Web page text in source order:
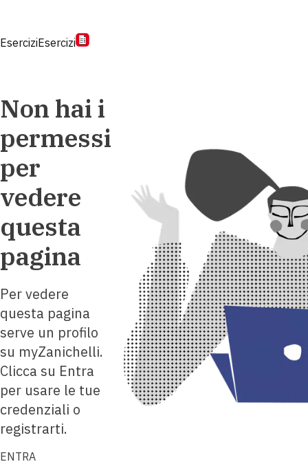
EserciziEsercizi
Non hai i
permessi
per
vedere
questa
pagina
Per vedere
questa pagina
serve un profilo
su myZanichelli.
Clicca su Entra
per usare le tue
credenziali o
registrarti.
ENTRA